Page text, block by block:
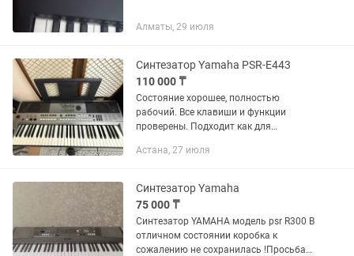
Алматы, 29 июля
Синтезатор Yamaha PSR-E443
110 000 ₸
Состояние хорошее, полностью
рабочий. Все клавиши и функции
проверены. Подходит как для
музыкантов. Основные
чувствительностью к...
Астана, 27 июля
Синтезатор Yamaha
75 000 ₸
Синтезатор YAMAHA модель psr R300 В
отличном состоянии коробка к
сожалению не сохранилась !Просьба